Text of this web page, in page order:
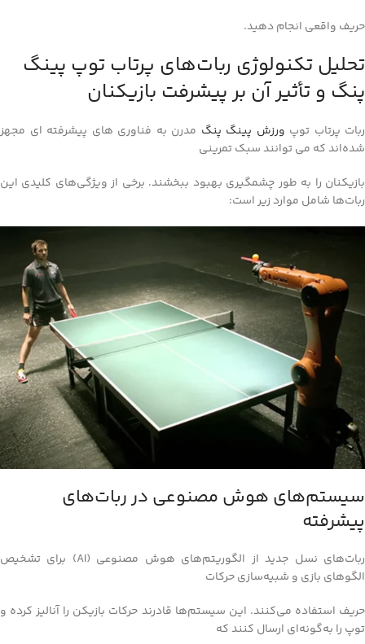
حریف واقعی انجام دهید.
تحلیل تکنولوژی ربات‌های پرتاب توپ پینگ
پنگ و تأثیر آن بر پیشرفت بازیکنان
ربات پرتاب توپ ورزش پینگ پنگ مدرن به فناوری‌ های پیشرفته‌ ای مجهز
شده‌اند که می‌ توانند سبک تمرینی
بازیکنان را به‌ طور چشمگیری بهبود ببخشند. برخی از ویژگی‌های کلیدی این
ربات‌ها شامل موارد زیر است:
سیستم‌های هوش مصنوعی در ربات‌های
پیشرفته
ربات‌های نسل جدید از الگوریتم‌های هوش مصنوعی (AI) برای تشخیص
الگوهای بازی و شبیه‌سازی حرکات
حریف استفاده می‌کنند. این سیستم‌ها قادرند حرکات بازیکن را آنالیز کرده و
توپ را به‌گونه‌ای ارسال کنند که